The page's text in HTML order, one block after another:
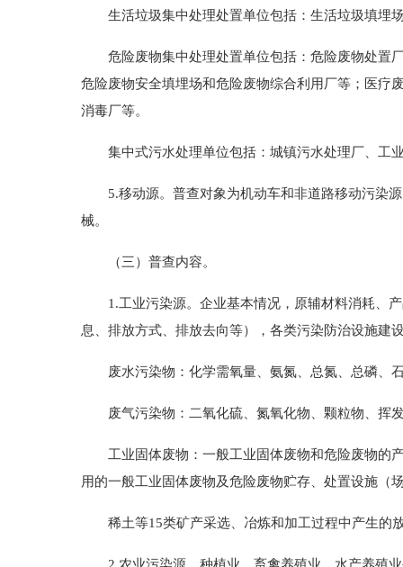
生活垃圾集中处理处置单位包括：生活垃圾填埋场
危险废物集中处理处置单位包括：危险废物处置厂
危险废物安全填埋场和危险废物综合利用厂等；医疗
消毒厂等。
集中式污水处理单位包括：城镇污水处理厂、工
5.移动源。普查对象为机动车和非道路移动污染源
械。
（三）普查内容。
1.工业污染源。企业基本情况，原辅材料消耗、产
息、排放方式、排放去向等），各类污染防治设施建
废水污染物：化学需氧量、氨氮、总氮、总磷、
废气污染物：二氧化硫、氮氧化物、颗粒物、挥
工业固体废物：一般工业固体废物和危险废物的产
用的一般工业固体废物及危险废物贮存、处置设施（
稀土等15类矿产采选、冶炼和加工过程中产生的